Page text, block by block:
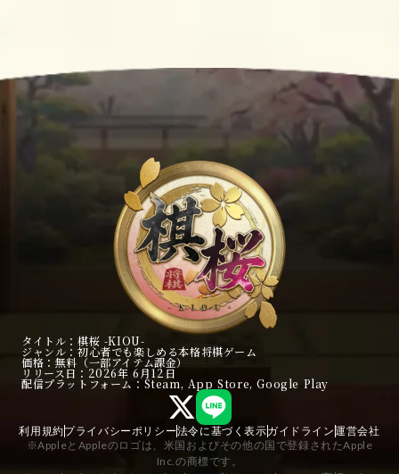
タイトル ：棋桜 -KIOU-
ジャンル ：初心者でも楽しめる本格将棋ゲーム
価格 ：無料（一部アイテム課金）
リリース日 ：2026年 6月12日
配信プラットフォーム ：Steam, App Store, Google Play
利用規約プライバシーポリシー法令に基づく表示ガイドライン 運営会社
※AppleとAppleのロゴは、米国およびその他の国で登録されたApple
Inc.の商標です。